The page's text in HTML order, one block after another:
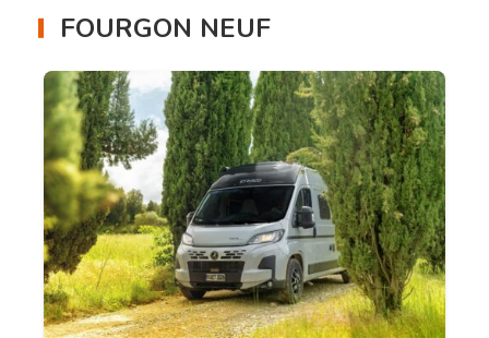
FOURGON NEUF